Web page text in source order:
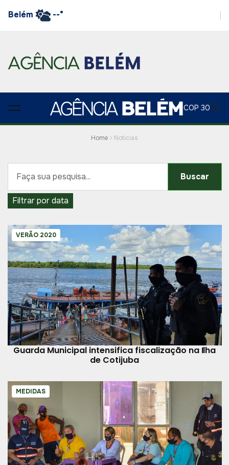
Belém --°
COP 30
Home Noticias
Buscar
Filtrar por data
VERÃO 2020
Guarda Municipal intensifica fiscalização na Ilha
de Cotijuba
MEDIDAS